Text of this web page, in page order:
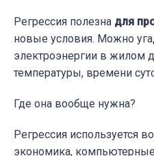
Регрессия полезна для
новые условия. Можно
электроэнергии в жилом
температуры, времени
Где она вообще нужна?
Регрессия используется
экономика,